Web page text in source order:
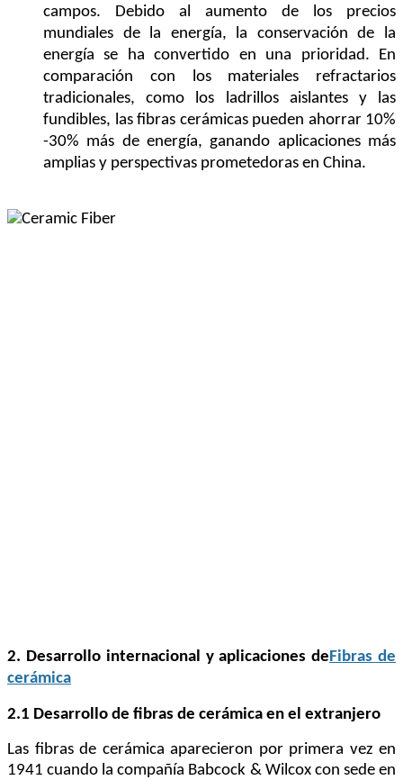
campos. Debido al aumento de los precios
mundiales de la energía, la conservación de la
energía se ha convertido en una prioridad. En
comparación con los materiales refractarios
tradicionales, como los ladrillos aislantes y las
fundibles, las fibras cerámicas pueden ahorrar 10%
-30% más de energía, ganando aplicaciones más
amplias y perspectivas prometedoras en China.
2. Desarrollo internacional y aplicaciones deFibras de
cerámica
2.1 Desarrollo de fibras de cerámica en el extranjero
Las fibras de cerámica aparecieron por primera vez en
1941 cuando la compañía Babcock & Wilcox con sede en